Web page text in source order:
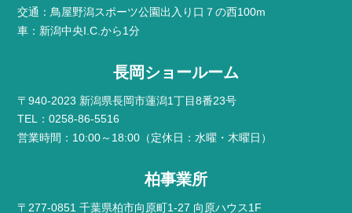
交通：鳥屋野潟スポーツ公園出入り口７の西100m
車：新潟中央I.C.から1分
長岡ショールーム
〒940-2023 新潟県長岡市蓮潟1丁目8番23号
TEL：0258-86-5516
営業時間：10:00～18:00（定休日：水曜・木曜日）
柏事業所
〒277-0851 千葉県柏市向原町1-27 向原ハウス1F